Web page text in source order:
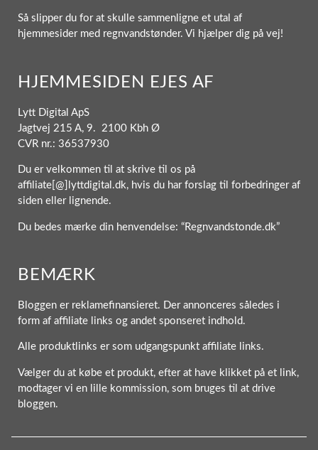
Så slipper du for at skulle sammenligne et utal af
hjemmesider med regnvandstønder. Vi hjælper dig på vej!
HJEMMESIDEN EJES AF
Lytt Digital ApS
Jagtvej 215 A, 9. 2100 Kbh Ø
CVR nr.: 36537930
Du er velkommen til at skrive til os på
affiliate[@]lyttdigital.dk, hvis du har forslag til forbedringer af
siden eller lignende.
Du bedes mærke din henvendelse: “Regnvandstonde.dk”
BEMÆRK
Bloggen er reklamefinansieret. Der annonceres således i
form af affiliate links og andet sponseret indhold.
Alle produktlinks er som udgangspunkt affiliate links.
Vælger du at købe et produkt, efter at have klikket på et link,
modtager vi en lille kommission, som bruges til at drive
bloggen.